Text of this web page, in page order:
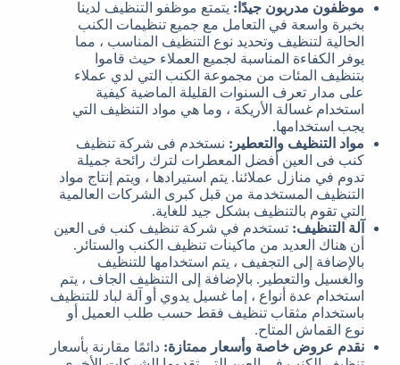
موظفون مدربون جيدًا: يتمتع موظفو التنظيف لدينا
بخبرة واسعة في التعامل مع جميع تنظيمات الكنب
الحالية لتنظيف وتحديد نوع التنظيف المناسب ، مما
يوفر الكفاءة المناسبة لجميع العملاء حيث قاموا
بتنظيف المئات من مجموعة الكنب التي لدي عملاء
على مدار تعرف السنوات القليلة الماضية كيفية
استخدام غسالة الأريكة ، وما هي مواد التنظيف التي
يجب استخدامها.
مواد التنظيف والتعطير: نستخدم فى شركة تنظيف
كنب فى العين أفضل المعطرات لترك رائحة جميلة
تدوم في منازل عملائنا. يتم استيرادها ، ويتم إنتاج مواد
التنظيف المستخدمة من قبل كبرى الشركات العالمية
التي تقوم بالتنظيف بشكل جيد للغاية.
آلة التنظيف: تستخدم في شركة تنظيف كنب فى العين
أن هناك العديد من ماكينات تنظيف الكنب والستائر.
بالإضافة إلى التجفيف ، يتم استخدامها للتنظيف
والغسيل والتعطير. بالإضافة إلى التنظيف الجاف ، يتم
استخدام عدة أنواع ، إما غسيل يدوي أو آلة لباد للتنظيف
باستخدام مثقاب تنظيف فقط حسب طلب العميل أو
نوع القماش المتاح.
نقدم عروض خاصة وأسعار ممتازة: دائمًا مقارنة بأسعار